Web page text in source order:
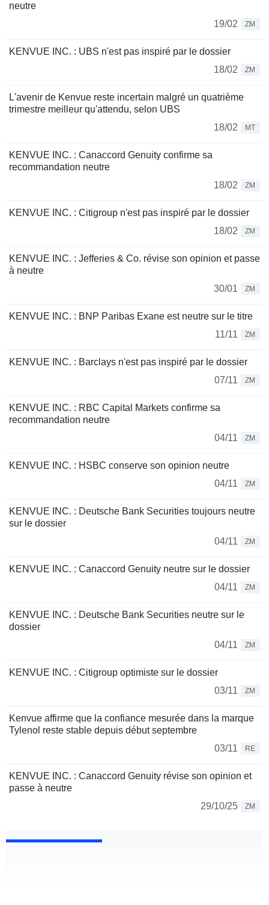
neutre
19/02
ZM
KENVUE INC. : UBS n'est pas inspiré par le dossier
18/02
ZM
L'avenir de Kenvue reste incertain malgré un quatrième
trimestre meilleur qu'attendu, selon UBS
18/02
MT
KENVUE INC. : Canaccord Genuity confirme sa
recommandation neutre
18/02
ZM
KENVUE INC. : Citigroup n'est pas inspiré par le dossier
18/02
ZM
KENVUE INC. : Jefferies & Co. révise son opinion et passe
à neutre
30/01
ZM
KENVUE INC. : BNP Paribas Exane est neutre sur le titre
11/11
ZM
KENVUE INC. : Barclays n'est pas inspiré par le dossier
07/11
ZM
KENVUE INC. : RBC Capital Markets confirme sa
recommandation neutre
04/11
ZM
KENVUE INC. : HSBC conserve son opinion neutre
04/11
ZM
KENVUE INC. : Deutsche Bank Securities toujours neutre
sur le dossier
04/11
ZM
KENVUE INC. : Canaccord Genuity neutre sur le dossier
04/11
ZM
KENVUE INC. : Deutsche Bank Securities neutre sur le
dossier
04/11
ZM
KENVUE INC. : Citigroup optimiste sur le dossier
03/11
ZM
Kenvue affirme que la confiance mesurée dans la marque
Tylenol reste stable depuis début septembre
03/11
RE
KENVUE INC. : Canaccord Genuity révise son opinion et
passe à neutre
29/10/25
ZM